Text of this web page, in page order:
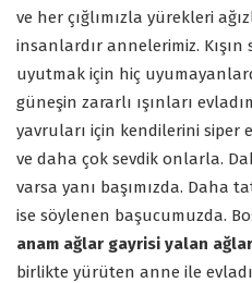
ve her çığlımızla yürekleri
insanlardır annelerimiz. Kışın
uyutmak için hiç
güneşin zararlı ışınları
yavruları için kendilerini siper
ve daha çok sevdik onlarla.
varsa yanı başımızda. Daha
ise söylenen başucumuzda.
anam ağlar gayrisi yalan
birlikte yürüten anne ile